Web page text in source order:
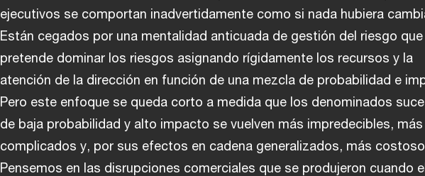
ejecutivos se comportan inadvertidamente como si nada hubiera
Están cegados por una mentalidad anticuada de gestión del riesgo que
pretende dominar los riesgos asignando rígidamente los recursos y la
atención de la dirección en función de una mezcla de probabilidad e
Pero este enfoque se queda corto a medida que los denominados
de baja probabilidad y alto impacto se vuelven más impredecibles, más
complicados y, por sus efectos en cadena generalizados, más
Pensemos en las disrupciones comerciales que se produjeron cuando